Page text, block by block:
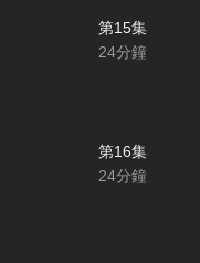
第15集
24分鐘
第16集
24分鐘